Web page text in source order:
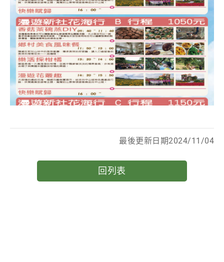
最後更新日期2024/11/04
回列表